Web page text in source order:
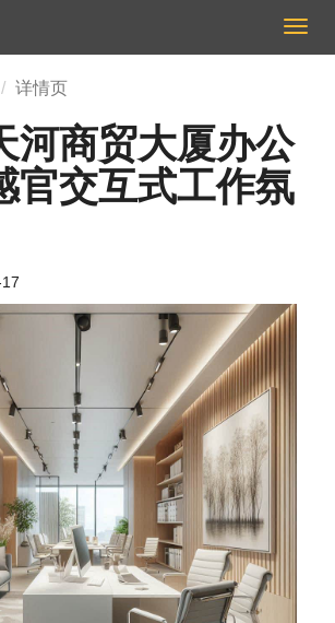
切
换
详情页
河商贸大厦办公
官交互式工作氛